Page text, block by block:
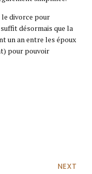
divorce pour
désormais que la
un an entre les époux
pour pouvoir
NEXT